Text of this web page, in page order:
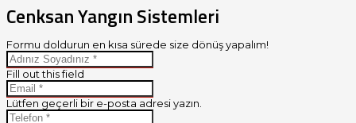
Cenksan Yangın Sistemleri
Formu doldurun en kısa sürede size dönüş yapalım!
Fill out this field
Lütfen geçerli bir e-posta adresi yazın.